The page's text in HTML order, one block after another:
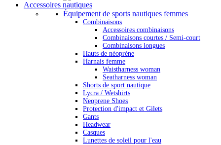
Accessoires nautiques
Équipement de sports nautiques femmes
Combinaisons
Accessoires combinaisons
Combinaisons courtes / Semi-court
Combinaisons longues
Hauts de néoprène
Harnais femme
Waistharness woman
Seatharness woman
Shorts de sport nautique
Lycra / Wetshirts
Neoprene Shoes
Protection d'impact et Gilets
Gants
Headwear
Casques
Lunettes de soleil pour l'eau